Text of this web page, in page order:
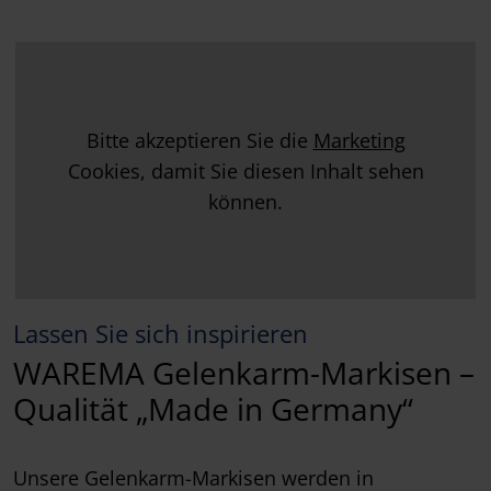
Bitte akzeptieren Sie die Marketing
Cookies, damit Sie diesen Inhalt sehen
können.
Lassen Sie sich inspirieren
WAREMA Gelenkarm-Markisen –
Qualität „Made in Germany“
Unsere Gelenkarm-Markisen werden in